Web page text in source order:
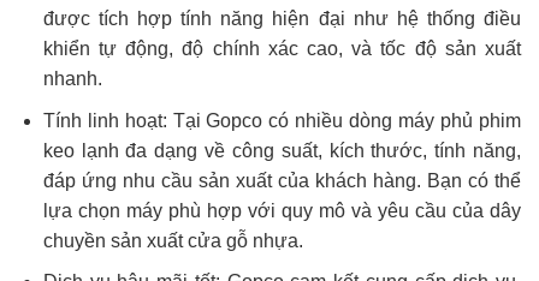
được tích hợp tính năng hiện đại như hệ thống điều
khiển tự động, độ chính xác cao, và tốc độ sản xuất
nhanh.
Tính linh hoạt: Tại Gopco có nhiều dòng máy phủ phim
keo lạnh đa dạng về công suất, kích thước, tính năng,
đáp ứng nhu cầu sản xuất của khách hàng. Bạn có thể
lựa chọn máy phù hợp với quy mô và yêu cầu của dây
chuyền sản xuất cửa gỗ nhựa.